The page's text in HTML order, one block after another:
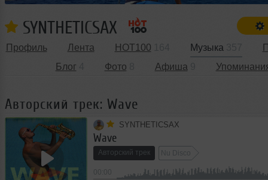
SYNTHETICSAX
Профиль Лента HOT100 Музыка
Блог
Фото Афиша
Авторский трек: Wave
SYNTHETICSAX
Wave
Авторский трек Nu Disco